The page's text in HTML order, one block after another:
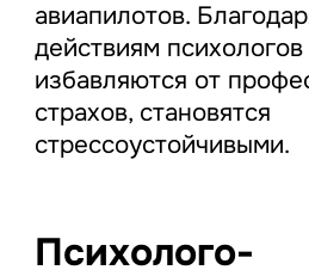
авиапилотов.
действиям
избавляются от
страхов, становятся
стрессоустойчивыми.
Психолого-